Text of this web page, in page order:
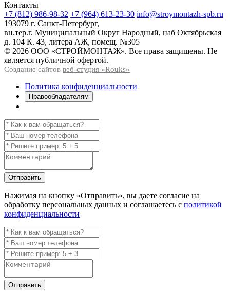
Контакты
+7 (812) 986-98-32 +7 (964) 613-23-30 info@stroymontazh-spb.ru
193079 г. Санкт-Петербург,
вн.тер.г. Муниципальный Округ Народный, наб Октябрьская
д. 104 К. 43, литера АЖ, помещ. №305
© 2026 ООО «СТРОЙМОНТАЖ». Все права защищены. Не
является публичной офертой.
Создание сайтов веб-студия «Rouks»
Политика конфиденциальности
Правообладателям
Отправить
Нажимая на кнопку «Отправить», вы даете согласие на
обработку персональных данных и соглашаетесь с политикой
конфиденциальности
Отправить